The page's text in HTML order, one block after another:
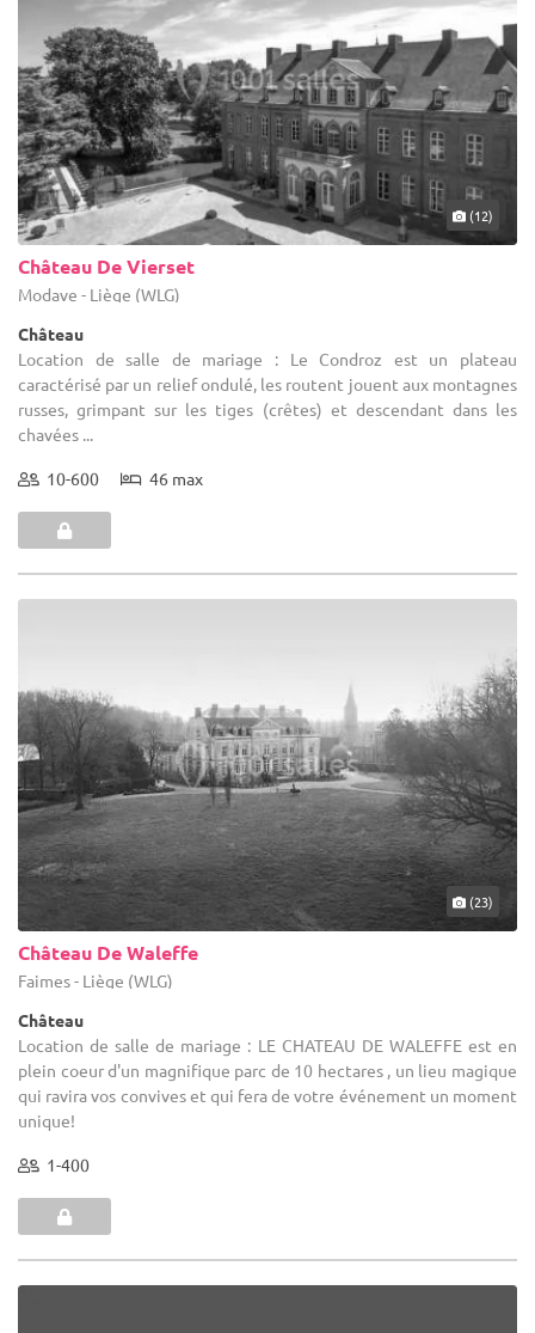
(12)
Château De Vierset
Modave - Liège (WLG)
Château
Location de salle de mariage : Le Condroz est un plateau
caractérisé par un relief ondulé, les routent jouent aux montagnes
russes, grimpant sur les tiges (crêtes) et descendant dans les
chavées ...
10-600 46 max
(23)
Château De Waleffe
Faimes - Liège (WLG)
Château
Location de salle de mariage : LE CHATEAU DE WALEFFE est en
plein coeur d'un magnifique parc de 10 hectares , un lieu magique
qui ravira vos convives et qui fera de votre événement un moment
unique!
1-400